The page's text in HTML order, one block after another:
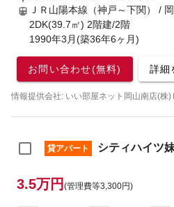
ＪＲ山陽本線（神戸～下関） /
2DK(39.7㎡) 2階建/2階
1990年3月(築36年6ヶ月)
お問い合わせ(無料) 詳細
情報提供会社: いい部屋ネット岡山南店(株)
貸アパート シティハイツ
3.5万円 (管理費等3,300円)